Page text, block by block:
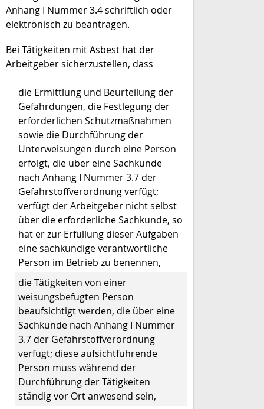
Anhang I Nummer 3.4 schriftlich oder
elektronisch zu beantragen.
Bei Tätigkeiten mit Asbest hat der
Arbeitgeber sicherzustellen, dass
die Ermittlung und Beurteilung der
Gefährdungen, die Festlegung der
erforderlichen Schutzmaßnahmen
sowie die Durchführung der
Unterweisungen durch eine Person
erfolgt, die über eine Sachkunde
nach Anhang I Nummer 3.7 der
Gefahrstoffverordnung verfügt;
verfügt der Arbeitgeber nicht selbst
über die erforderliche Sachkunde, so
hat er zur Erfüllung dieser Aufgaben
eine sachkundige verantwortliche
Person im Betrieb zu benennen,
die Tätigkeiten von einer
weisungsbefugten Person
beaufsichtigt werden, die über eine
Sachkunde nach Anhang I Nummer
3.7 der Gefahrstoffverordnung
verfügt; diese aufsichtführende
Person muss während der
Durchführung der Tätigkeiten
ständig vor Ort anwesend sein,